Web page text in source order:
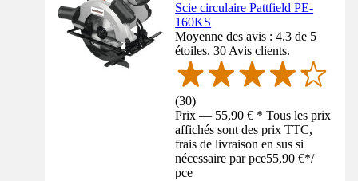
Scie circulaire Pattfield PE-
160KS
Moyenne des avis : 4.3 de 5
étoiles. 30 Avis clients.
(30)
Prix — 55,90 € * Tous les prix
affichés sont des prix TTC,
frais de livraison en sus si
nécessaire par pce55,90 €*/
pce